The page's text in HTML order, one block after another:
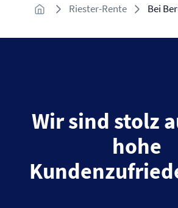
Riester-Rente Bei
Wir sind stolz
hohe